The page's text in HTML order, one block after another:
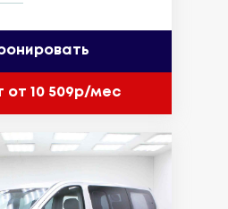
от 10 509р/мес